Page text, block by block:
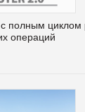
полным циклом
операций